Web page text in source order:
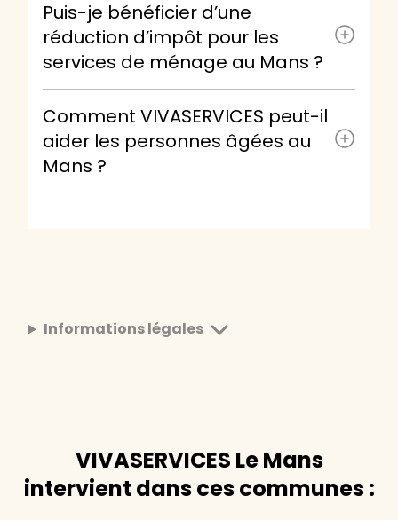
Puis-je bénéficier d’une
réduction d’impôt pour les
services de ménage au Mans ?
Comment VIVASERVICES peut-il
aider les personnes âgées au
Mans ?
Informations légales
VIVASERVICES Le Mans
intervient dans ces communes :